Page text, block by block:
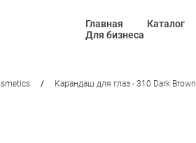
Главная Каталог
Для бизнеса
/ Карандаш для глаз - 310 Dark Brown